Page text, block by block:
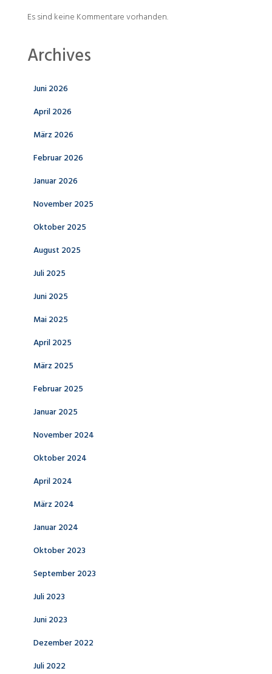
Es sind keine Kommentare vorhanden.
Archives
Juni 2026
April 2026
März 2026
Februar 2026
Januar 2026
November 2025
Oktober 2025
August 2025
Juli 2025
Juni 2025
Mai 2025
April 2025
März 2025
Februar 2025
Januar 2025
November 2024
Oktober 2024
April 2024
März 2024
Januar 2024
Oktober 2023
September 2023
Juli 2023
Juni 2023
Dezember 2022
Juli 2022